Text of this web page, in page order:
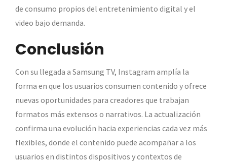
de consumo propios del entretenimiento digital y el
video bajo demanda.
Conclusión
Con su llegada a Samsung TV, Instagram amplía la
forma en que los usuarios consumen contenido y ofrece
nuevas oportunidades para creadores que trabajan
formatos más extensos o narrativos. La actualización
confirma una evolución hacia experiencias cada vez más
flexibles, donde el contenido puede acompañar a los
usuarios en distintos dispositivos y contextos de